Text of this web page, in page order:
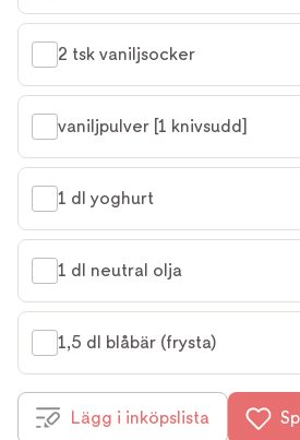
2 tsk vaniljsocker
vaniljpulver [1 knivsudd]
1 dl yoghurt
1 dl neutral olja
1,5 dl blåbär (frysta)
Lägg i inköpslista